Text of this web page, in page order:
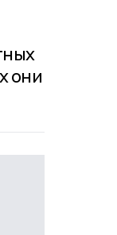
они